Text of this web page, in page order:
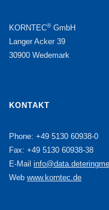
KORNTEC®GmbH
Langer Acker 39
30900 Wedemark
KONTAKT
Phone: +49 5130 60938-0
Fax: +49 5130 60938-38
E-Mail
Web www.korntec.de